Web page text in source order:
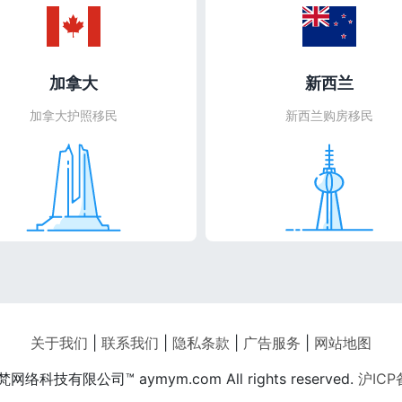
加拿大
加拿大护照移民
新西兰
新西兰购房移民
关于我们 联系我们 隐私条款 广告服务
网站地图
网络科技有限公司™ aymym.com All rights reserved. 沪ICP